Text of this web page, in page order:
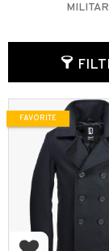
FAVORITE